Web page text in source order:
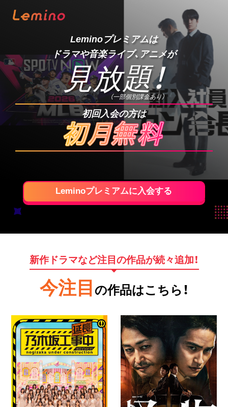
Leminoプレミアムは
ドラマや音楽ライブ、アニメが
見放題！
（一部個別課金あり）
初回入会の方は
Leminoプレミアムに入会する
新作ドラマなど注目の作品が続々追加！
今注目 の作品はこちら！